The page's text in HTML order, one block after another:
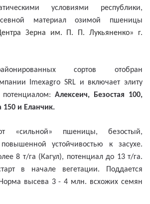
условиями республики,
материал озимой пшеницы
Зерна им. П. П. Лукьяненко» г.
сортов отобран
Imexagro SRL и включает элиту
Алексеич, Безостая 100,
150 и Еланчик.
пшеницы, безостый,
устойчивостью к засухе.
8 т/га (Кагул), потенциал до 13 т/га.
в начале вегетации. Поддается
высева 3 - 4 млн. всхожих семян